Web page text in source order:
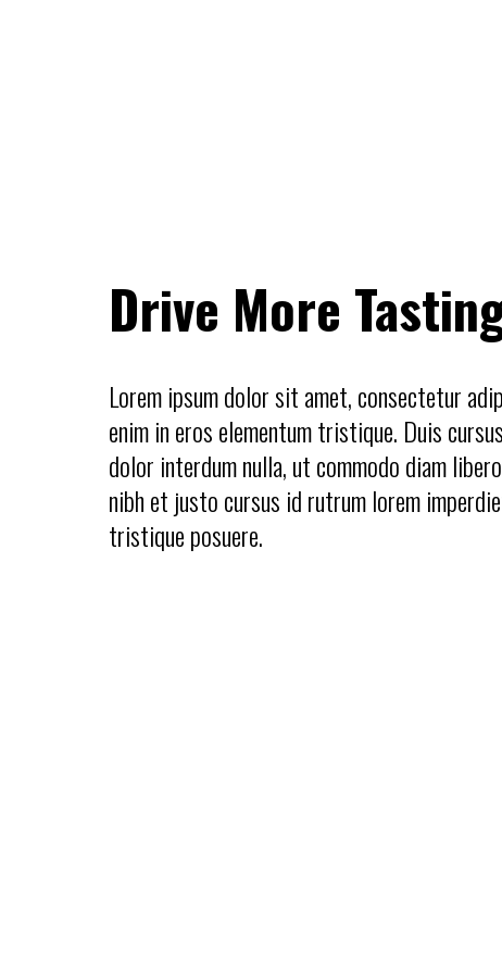
Drive More
Lorem ipsum dolor sit amet, consectetur
enim in eros elementum tristique. Duis
dolor interdum nulla, ut commodo diam
nibh et justo cursus id rutrum lorem
tristique posuere.